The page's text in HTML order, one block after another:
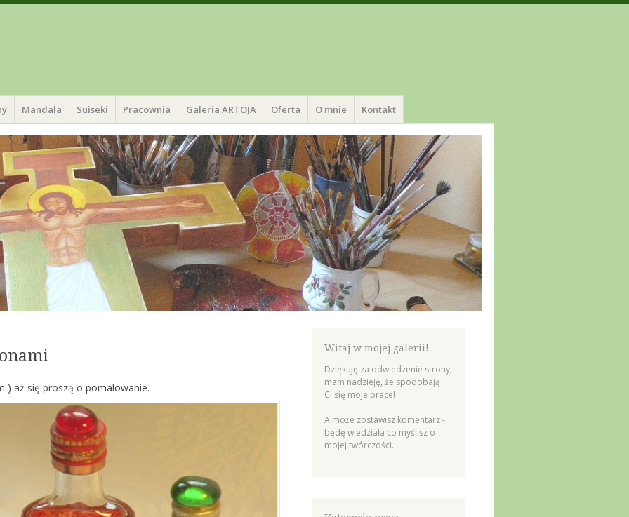
Mandala Suiseki Pracownia Galeria ARTOJA Oferta O mnie Kontakt
) aż się proszą o pomalowanie.
Witaj w mojej galerii!
Dziękuję za odwiedzenie strony,
mam nadzieję, że spodobają
Ci się moje prace!
A może zostawisz komentarz -
będę wiedziała co myślisz o
mojej twórczości...